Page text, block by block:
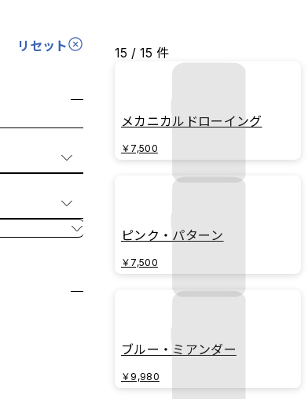
リセット 15 / 15 件
メカニカルドローイング
￥7,500
ピンク・パターン
￥7,500
ブルー・ミアンダー
￥9,980